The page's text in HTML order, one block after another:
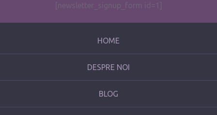
[newsletter_signup_form id=1]
HOME
DESPRE NOI
BLOG